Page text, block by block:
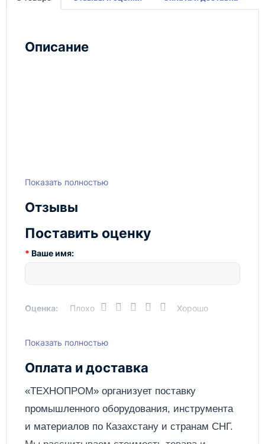
Описание
Показать полностью
Отзывы
Поставить оценку
Ваше имя:
Оценка: Плохо Хорошо
Написать отзыв
Показать полностью
Оплата и доставка
«ТЕХНОПРОМ» организует поставку
промышленного оборудования, инструмента
и материалов по Казахстану и странам СНГ.